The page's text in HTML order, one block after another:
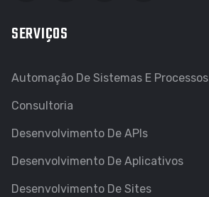
SERVIÇOS
Automação De Sistemas E Processos
Consultoria
Desenvolvimento De APIs
Desenvolvimento De Aplicativos
Desenvolvimento De Sites
⠀⠀⠀⠀⠀